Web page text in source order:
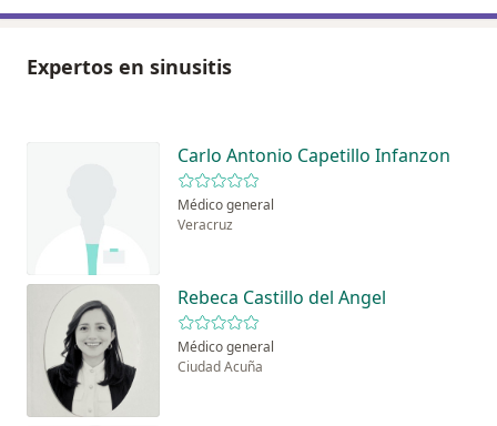
Expertos en sinusitis
Carlo Antonio Capetillo Infanzon
Médico general
Veracruz
Rebeca Castillo del Angel
Médico general
Ciudad Acuña